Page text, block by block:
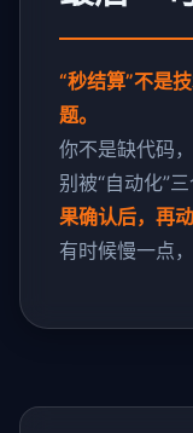
“秒结算”不是
题。
你不是缺代码
别被“自动化”三
果确认后，再动
有时候慢一点